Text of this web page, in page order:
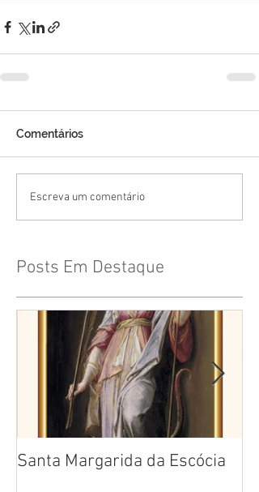
Comentários
Escreva um comentário
Posts Em Destaque
Santa Margarida da Escócia